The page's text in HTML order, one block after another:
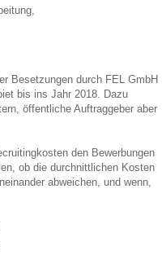
Besetzungen durch FEL GmbH
bis ins Jahr 2018. Dazu
öffentliche Auftraggeber aber
den Bewerbungen
ob die durchnittlichen Kosten
abweichen, und wenn,